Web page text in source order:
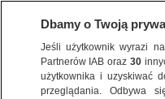
Dbamy o Twoją
Jeśli użytkownik wyrazi
Partnerów IAB oraz30
użytkownika i uzyskiwać
przeglądania. Odbywa